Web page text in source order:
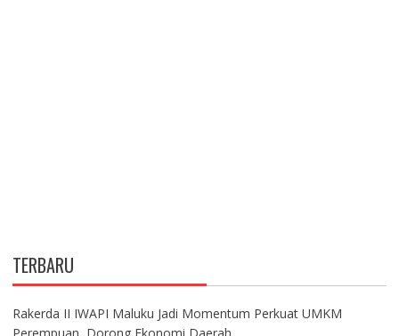
TERBARU
Rakerda II IWAPI Maluku Jadi Momentum Perkuat UMKM